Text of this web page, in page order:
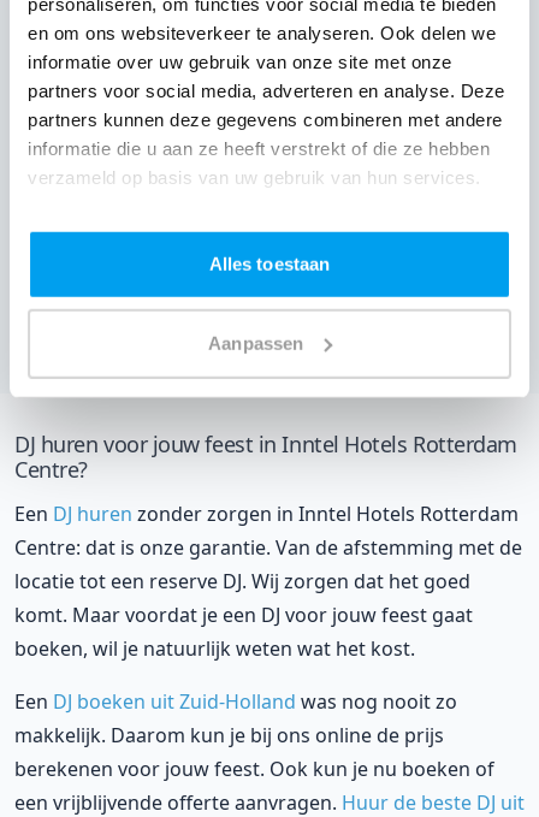
en om ons websiteverkeer te analyseren. Ook delen we
informatie over uw gebruik van onze site met onze
partners voor social media, adverteren en analyse. Deze
partners kunnen deze gegevens combineren met andere
informatie die u aan ze heeft verstrekt of die ze hebben
verzameld op basis van uw gebruik van hun services.
Alles toestaan
Aanpassen
Bekijk alle feestlocaties
DJ huren voor jouw feest in Inntel Hotels Rotterdam
Centre?
Een DJ huren zonder zorgen in Inntel Hotels Rotterdam
Centre: dat is onze garantie. Van de afstemming met de
locatie tot een reserve DJ. Wij zorgen dat het goed
komt. Maar voordat je een DJ voor jouw feest gaat
boeken, wil je natuurlijk weten wat het kost.
Een DJ boeken uit Zuid-Holland was nog nooit zo
makkelijk. Daarom kun je bij ons online de prijs
berekenen voor jouw feest. Ook kun je nu boeken of
een vrijblijvende offerte aanvragen. Huur de beste DJ uit